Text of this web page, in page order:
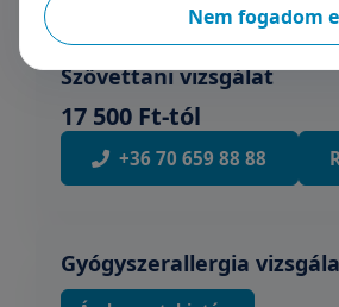
Szövettani vizsgálat
17 500 Ft-tól
+36 70 659 88 88
Gyógyszerallergia
Nem fogadom